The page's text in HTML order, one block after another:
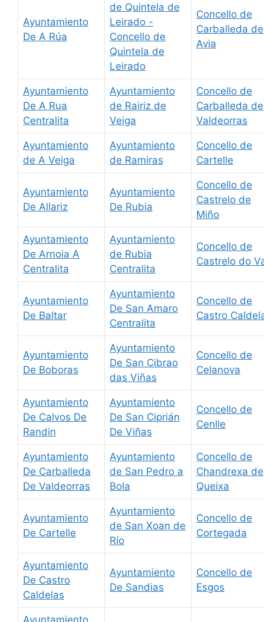
Ayuntamiento
De A Rúa
de Quintela de
Leirado -
Concello de
Quintela de
Leirado
Concello de
Carballeda de
Avia
Ayuntamiento
De A Rua
Centralita
Ayuntamiento
de Rairiz de
Veiga
Concello de
Carballeda de
Valdeorras
Ayuntamiento
de A Veiga
Ayuntamiento
de Ramiras
Concello de
Cartelle
Ayuntamiento
De Allariz
Ayuntamiento
De Rubia
Concello de
Castrelo de
Miño
Ayuntamiento
De Arnoia A
Centralita
Ayuntamiento
de Rubia
Centralita
Concello de
Castrelo do
Ayuntamiento
De Baltar
Ayuntamiento
De San Amaro
Centralita
Concello de
Castro
Ayuntamiento
De Boboras
Ayuntamiento
De San Cibrao
das Viñas
Concello de
Celanova
Ayuntamiento
De Calvos De
Randin
Ayuntamiento
De San Ciprián
De Viñas
Concello de
Cenlle
Ayuntamiento
De Carballeda
De Valdeorras
Ayuntamiento
de San Pedro a
Bola
Concello de
Chandrexa de
Queixa
Ayuntamiento
De Cartelle
Ayuntamiento
de San Xoan de
Río
Concello de
Cortegada
Ayuntamiento
De Castro
Caldelas
Ayuntamiento
De Sandias
Concello de
Esgos
Ayuntamiento